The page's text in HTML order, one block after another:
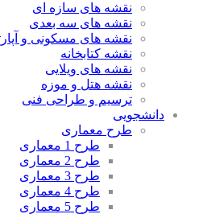
نقشه های سازه ای
نقشه های سه بعدی
نقشه های مسکونی و
نقشه کتابخانه
نقشه های ویلایی
نقشه هتل و موزه
ترسیم و طراحی فنی
دانشجویی
طرح معماری
طرح 1 معماری
طرح 2 معماری
طرح 3 معماری
طرح 4 معماری
طرح 5 معماری